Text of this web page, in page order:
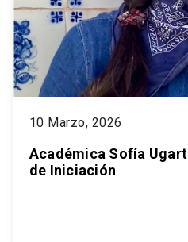
10 Marzo, 2026
Académica Sofía
de Iniciación